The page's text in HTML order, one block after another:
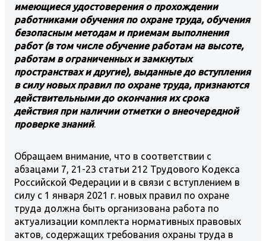
имеющиеся удостоверения о прохождении
работниками обучения по охране труда, обучения
безопасным методам и приемам выполнения
работ (в том числе обучение работам на высоте,
работам в ограниченных и замкнутых
пространствах и другие), выданные до вступления
в силу новых правил по охране труда, признаются
действительными до окончания их срока
действия при наличии отметки о внеочередной
проверке знаний.
Обращаем внимание, что в соответствии с
абзацами 7, 21-23 статьи 212 Трудового Кодекса
Российской Федерации и в связи с вступлением в
силу с 1 января 2021 г. новых правил по охране
труда должна быть организована работа по
актуализации комплекта нормативных правовых
актов, содержащих требования охраны труда в